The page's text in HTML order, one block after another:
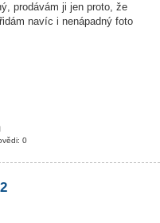
prodávám ji jen proto, že
navíc i nenápadný foto
0